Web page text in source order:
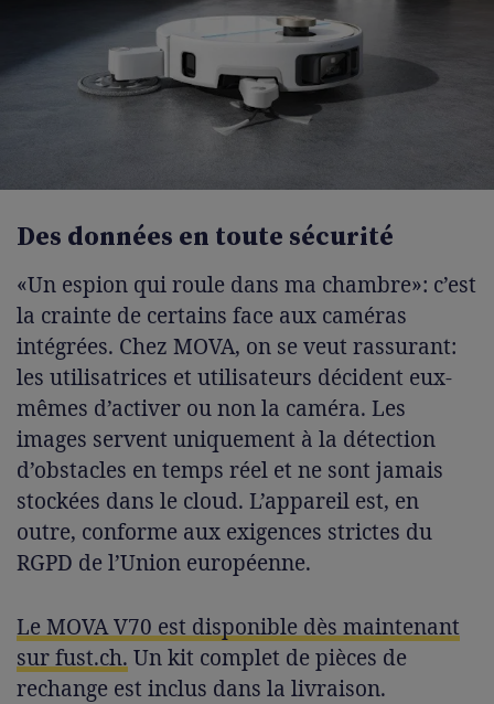
Des données en toute sécurité
«Un espion qui roule dans ma chambre»: c’est
la crainte de certains face aux caméras
intégrées. Chez MOVA, on se veut rassurant:
les utilisatrices et utilisateurs décident eux-
mêmes d’activer ou non la caméra. Les
images servent uniquement à la détection
d’obstacles en temps réel et ne sont jamais
stockées dans le cloud. L’appareil est, en
outre, conforme aux exigences strictes du
RGPD de l’Union européenne.
Le MOVA V70 est disponible dès maintenant
sur fust.ch. Un kit complet de pièces de
rechange est inclus dans la livraison.